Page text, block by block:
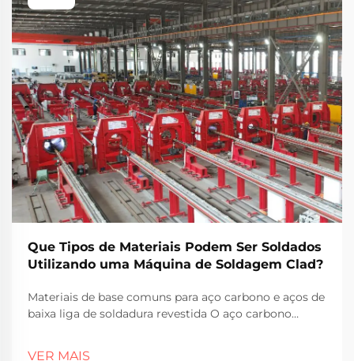
Que Tipos de Materiais Podem Ser Soldados
Utilizando uma Máquina de Soldagem Clad?
Materiais de base comuns para aço carbono e aços de
baixa liga de soldadura revestida O aço carbono
VER MAIS